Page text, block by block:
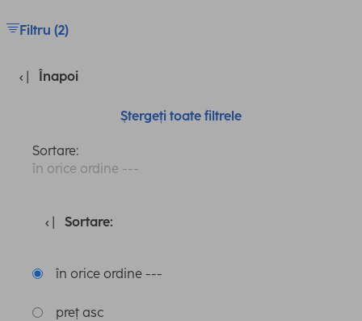
Filtru (2)
Înapoi
Ștergeți toate filtrele
Sortare:
în orice ordine ---
Sortare:
în orice ordine ---
preț asc